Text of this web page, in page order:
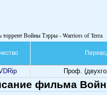
торрент Войны Тэрры - Warriors of Terra
Проф.
фильма